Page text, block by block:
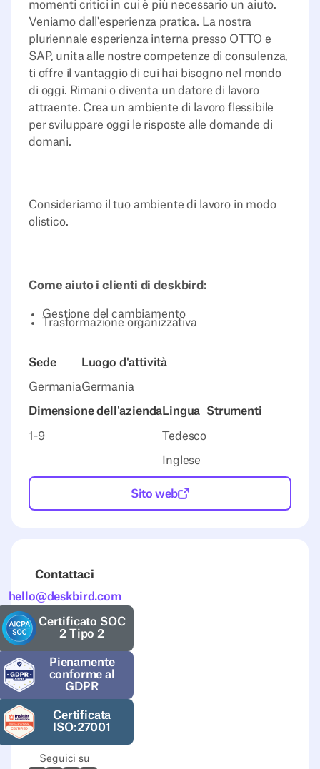
momenti critici in cui è più necessario un aiuto.
Veniamo dall'esperienza pratica. La nostra
pluriennale esperienza interna presso OTTO e
SAP, unita alle nostre competenze di consulenza,
ti offre il vantaggio di cui hai bisogno nel mondo
di oggi. Rimani o diventa un datore di lavoro
attraente. Crea un ambiente di lavoro flessibile
per sviluppare oggi le risposte alle domande di
domani.
Consideriamo il tuo ambiente di lavoro in modo
olistico.
Come aiuto i clienti di deskbird:
Gestione del cambiamento
Trasformazione organizzativa
Sede
Germania
Luogo d'attività
Germania
Dimensione dell'azienda
1-9
Lingua
Tedesco
Inglese
Strumenti
Sito web
Contattaci
hello@deskbird.com
Certificato SOC
2 Tipo 2
Pienamente
conforme al
GDPR
Certificata
ISO:27001
Seguici su